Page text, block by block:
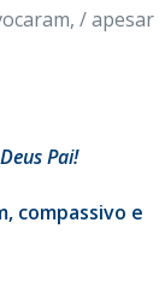
/ apesar
Pai!
compassivo e